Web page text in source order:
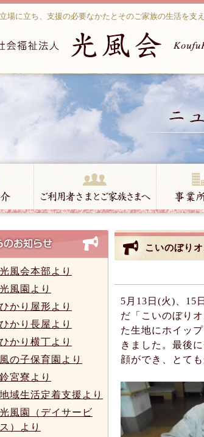
場に立ち、支援の必要なかたとそのご家族の生活を支え
光風会本部より
光風園より
ひかり屋形より
ひかり長屋より
ひかり横丁より
風の子保育園より
鈴宮寮より
地域生活定着支援より
光風園（デイサービ
ス）より
こいのぼり
5月13日(火)、15
だ「こいのぼり
た生地にホイッ
きました。最後
顔ができ、とて